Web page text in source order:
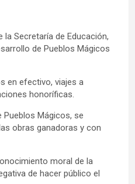
Secretaría de Educación,
de Pueblos Mágicos
en efectivo, viajes a
honoríficas.
Pueblos Mágicos, se
obras ganadoras y con
moral de la
de hacer público el